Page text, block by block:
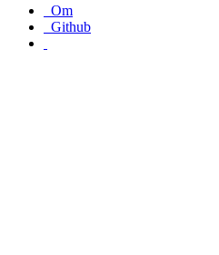
Om
Github